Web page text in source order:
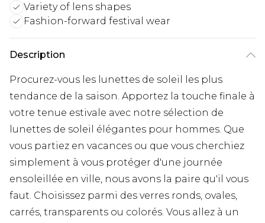
Variety of lens shapes
Fashion-forward festival wear
Description
Procurez-vous les lunettes de soleil les plus
tendance de la saison. Apportez la touche finale à
votre tenue estivale avec notre sélection de
lunettes de soleil élégantes pour hommes. Que
vous partiez en vacances ou que vous cherchiez
simplement à vous protéger d'une journée
ensoleillée en ville, nous avons la paire qu'il vous
faut. Choisissez parmi des verres ronds, ovales,
carrés, transparents ou colorés. Vous allez à un